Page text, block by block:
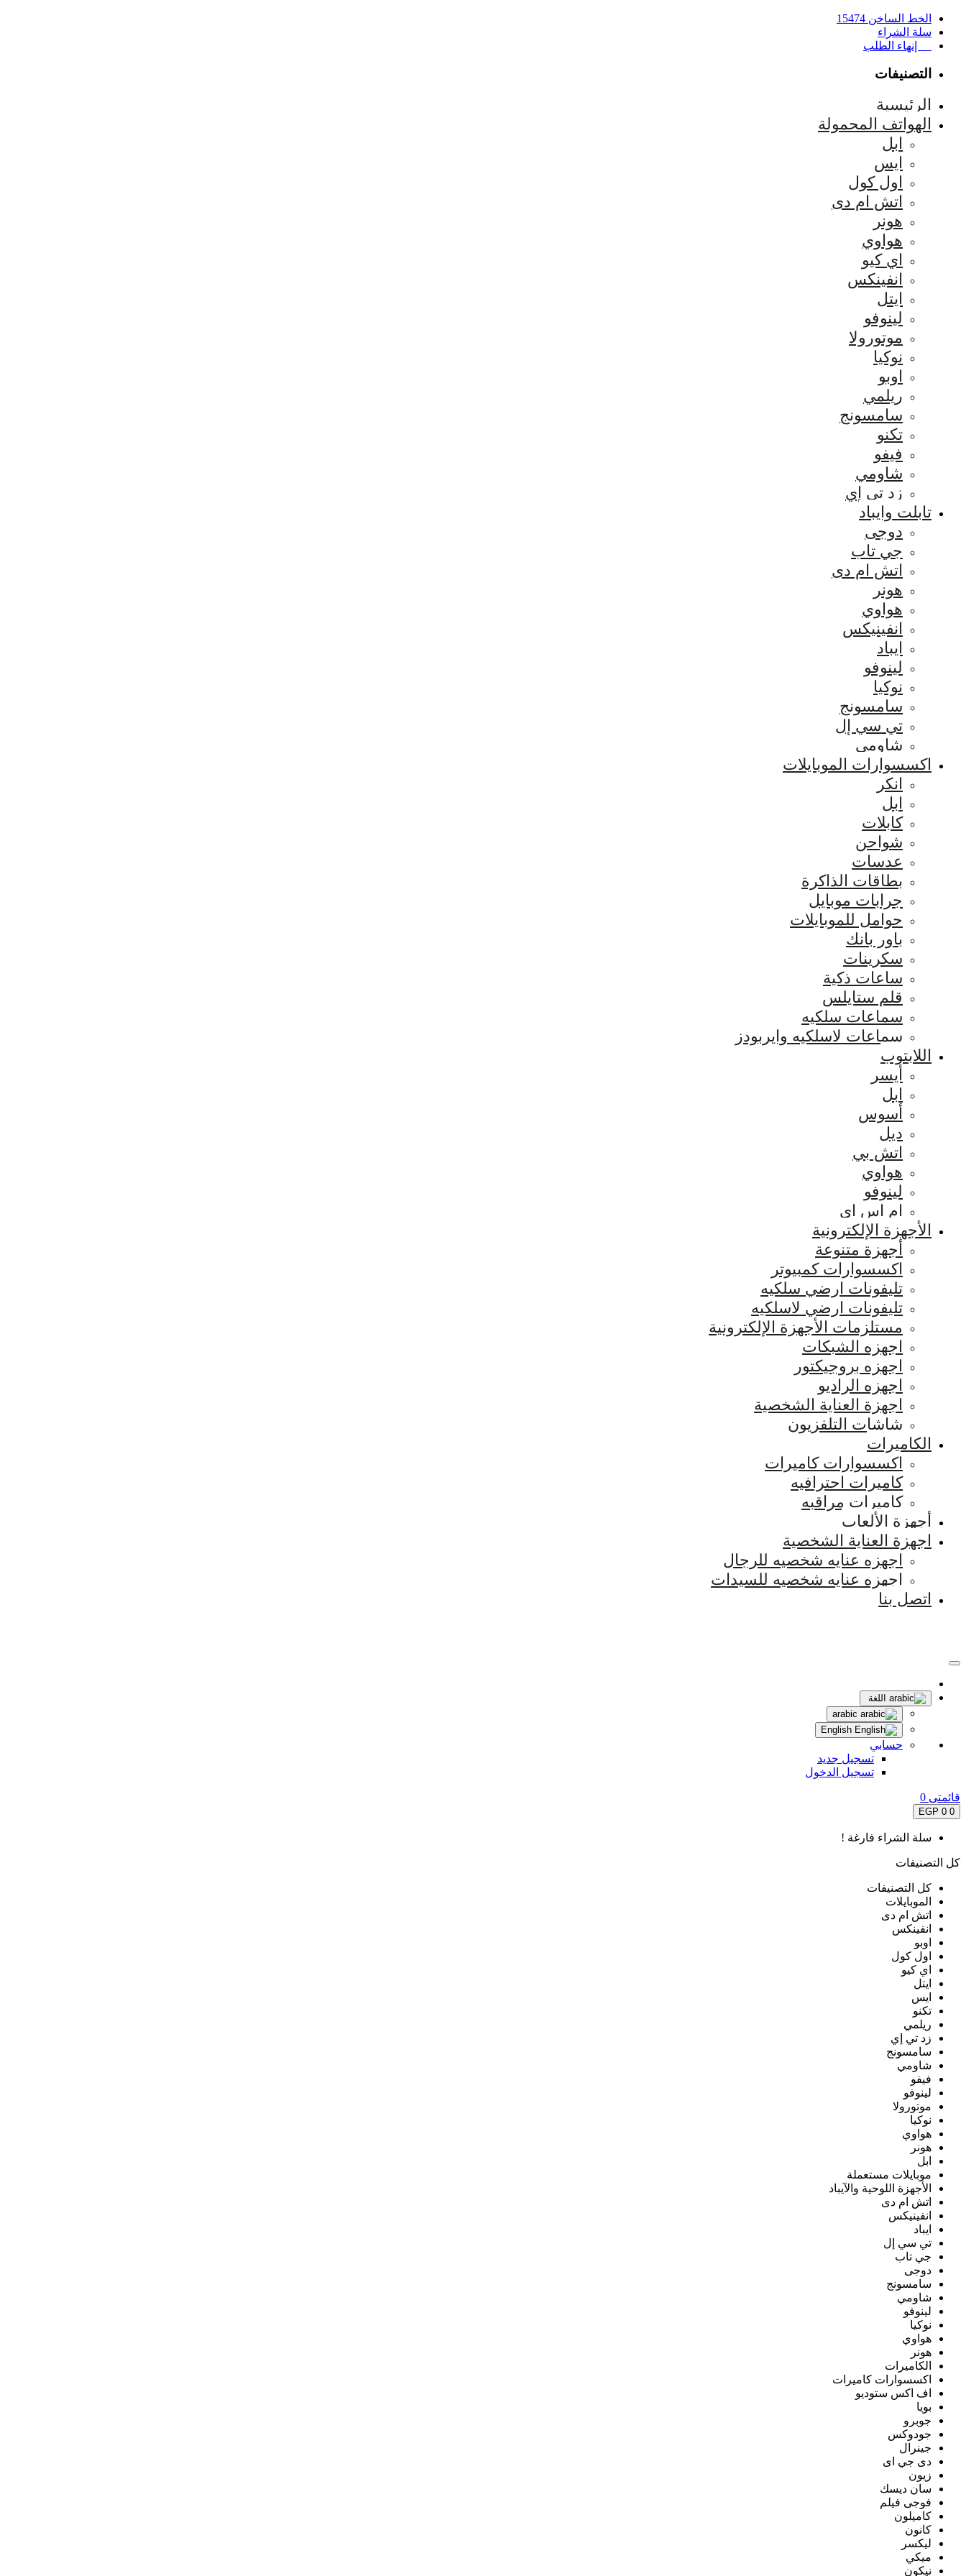
الخط الساخن 15474
سلة الشراء
إنهاء الطلب
التصنيفات
الرئيسية
الهواتف المحمولة
ابل
ايس
اول كول
اتش ام دى
هونر
هواوي
اي كيو
انفينكس
ايتل
لينوفو
موتورولا
نوكيا
اوبو
ريلمي
سامسونج
تكنو
فيفو
شاومي
زد تي إي
تابلت وايباد
دوجى
جي تاب
اتش ام دى
هونر
هواوي
انفينيكس
ايباد
لينوفو
نوكيا
سامسونج
تي سي إل
شاومي
اكسسوارات الموبايلات
انكر
ابل
كابلات
شواحن
عدسات
بطاقات الذاكرة
جرابات موبايل
حوامل للموبايلات
باور بانك
سكرينات
ساعات ذكية
قلم ستايلس
سماعات سلكيه
سماعات لاسلكيه وايربودز
اللابتوب
أيسر
ابل
أسوس
ديل
اتش بي
هواوي
لينوفو
ام اس اي
الأجهزة الإلكترونية
أجهزة متنوعة
اكسسوارات كمبيوتر
تليفونات ارضي سلكيه
تليفونات ارضي لاسلكيه
مستلزمات الأجهزة الإلكترونية
اجهزه الشبكات
اجهزه بروجيكتور
اجهزه الراديو
اجهزة العناية الشخصية
شاشات التلفزيون
الكاميرات
اكسسوارات كاميرات
كاميرات احترافيه
كاميرات مراقبه
أجهزة الألعاب
اجهزة العناية الشخصية
اجهزه عنايه شخصيه للرجال
اجهزه عنايه شخصيه للسيدات
اتصل بنا
اللغة
حسابي
تسجيل جديد
تسجيل الدخول
قائمتى 0
0
0 EGP
سلة الشراء فارغة !
كل التصنيفات
كل التصنيفات
الموبايلات
اتش ام دى
انفينكس
اوبو
اول كول
اي كيو
ايتل
ايس
تكنو
ريلمي
زد تي إي
سامسونج
شاومي
فيفو
لينوفو
موتورولا
نوكيا
هواوي
هونر
ابل
موبايلات مستعملة
الأجهزة اللوحية والآيباد
اتش ام دى
انفينيكس
ايباد
تي سي إل
جي تاب
دوجى
سامسونج
شاومي
لينوفو
نوكيا
هواوي
هونر
الكاميرات
اكسسوارات كاميرات
اف اكس ستوديو
بويا
جوبرو
جودوكس
جينرال
دى جي اى
زيون
سان ديسك
فوجى فيلم
كاميلون
كانون
ليكسر
ميكي
نيكون